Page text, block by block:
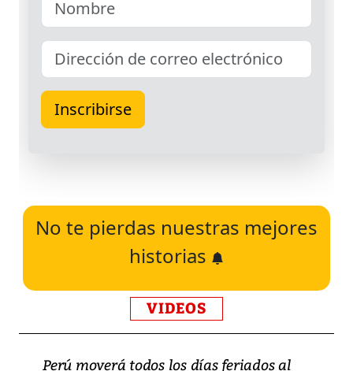
No te pierdas nuestras mejores
historias
VIDEOS
Perú moverá todos los días feriados al